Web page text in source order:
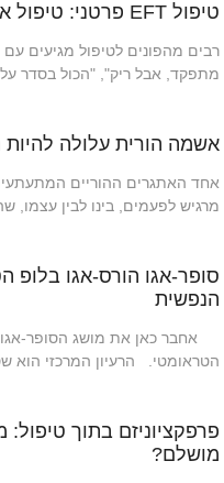
טיפול EFT פרטני: טיפול אישי ממוקד רגש (EFIT)
רבים מהפונים לטיפול מגיעים
מתפקד, אבל ריק", "הכול בסדר על
אשמה הורית עלולה להיות
אחד האתגרים ההוריים
מרגיש לפעמים, בינו לבין עצמו,
סופר-אגו הורס-אגו בלופ
הנפשית
אחבר כאן את מושג הסופר-אגו
הטראומטי. הרעיון המרכזי הוא
פרפקציוניזם בתוך
מושלם?